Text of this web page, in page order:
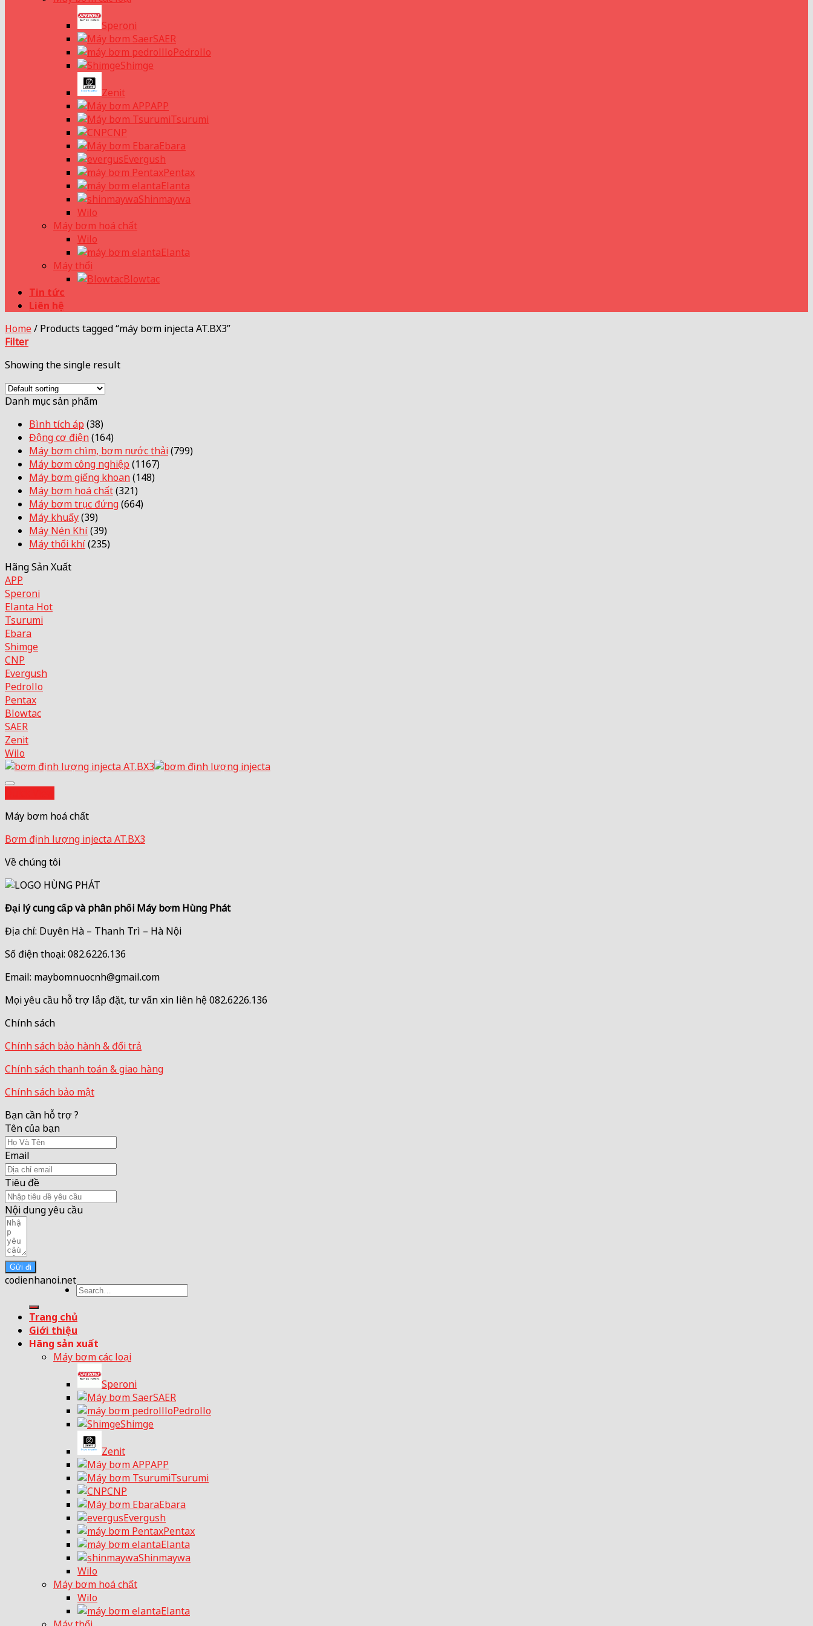
Speroni
SAER
Pedrollo
Shimge
Zenit
APP
Tsurumi
CNP
Ebara
Evergush
Pentax
Elanta
Shinmaywa
Wilo
Máy bơm hoá chất
Wilo
Elanta
Máy thổi
Blowtac
Tin tức
Liên hệ
Home/ Products tagged “máy bơm injecta AT.BX3”
Filter
Showing the single result
Danh mục sản phẩm
Bình tích áp (38)
Động cơ điện(164)
Máy bơm chìm, bơm nước thải(799)
Máy bơm công nghiệp (1167)
Máy bơm giếng khoan(148)
Máy bơm hoá chất(321)
Máy bơm trục đứng(664)
Máy khuấy(39)
Máy Nén Khí(39)
Máy thổi khí(235)
Hãng Sản Xuất
APP
Speroni
Elanta
Tsurumi
Ebara
Shimge
CNP
Evergush
Pedrollo
Pentax
Blowtac
SAER
Zenit
Wilo
Máy bơm hoá chất
Bơm định lượng injecta AT.BX3
Về chúng tôi
Đại lý cung cấp và phân phối Máy bơm Hùng Phát
Địa chỉ: Duyên Hà – Thanh Trì – Hà Nội
Số điện thoại: 082.6226.136
Email: maybomnuocnh@gmail.com
Mọi yêu cầu hỗ trợ lắp đặt, tư vấn xin liên hệ 082.6226.136
Chính sách
Chính sách bảo hành & đổi trả
Chính sách thanh toán & giao hàng
Chính sách bảo mật
Bạn cần hỗ trợ ?
Tên của bạn
Email
Tiêu đề
Nội dung yêu cầu
Gửi đi
codienhanoi.net
Search
Trang chủ
Giới thiệu
Hãng sản xuất
Máy bơm các loại
Speroni
SAER
Pedrollo
Shimge
Zenit
APP
Tsurumi
CNP
Ebara
Evergush
Pentax
Elanta
Shinmaywa
Wilo
Máy bơm hoá chất
Wilo
Elanta